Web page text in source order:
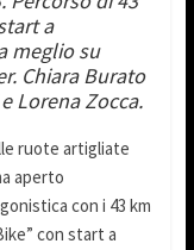
a
meglio su
Chiara Burato
Lorena Zocca.
ruote artigliate
aperto
con i 43 km
con start a